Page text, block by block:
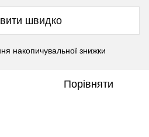
швидко
накопичувальної знижки
Порівняти